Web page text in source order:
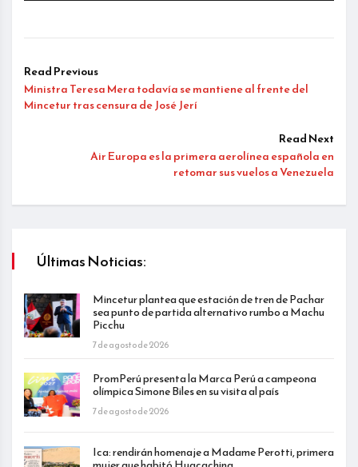
Read Previous
Ministra Teresa Mera todavía se mantiene al frente del
Mincetur tras censura de José Jerí
Read Next
Air Europa es la primera aerolínea española en
retomar sus vuelos a Venezuela
Últimas Noticias:
Mincetur plantea que estación de tren de Pachar
sea punto de partida alternativo rumbo a Machu
Picchu
7 de agosto de 2026
PromPerú presenta la Marca Perú a campeona
olímpica Simone Biles en su visita al país
7 de agosto de 2026
Ica: rendirán homenaje a Madame Perotti, primera